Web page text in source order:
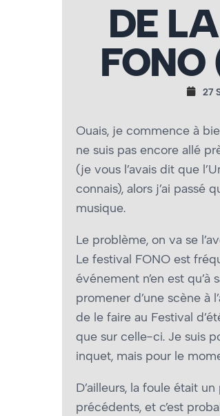
DE
FONO
27
Ouais, je commence à
ne suis pas encore allé
(je vous l’avais dit que
connais), alors j’ai passé
musique.
Le problème, on va se
Le festival FONO est
événement n’en est qu’à
promener d’une scène à
de le faire au Festival
que sur celle-ci. Je suis
inquet, mais pour le
D’ailleurs, la foule était
précédents, et c’est